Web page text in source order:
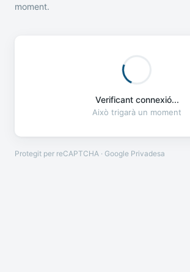
moment.
Verificant connexió...
Això trigarà un moment
Protegit per reCAPTCHA · Google Privadesa